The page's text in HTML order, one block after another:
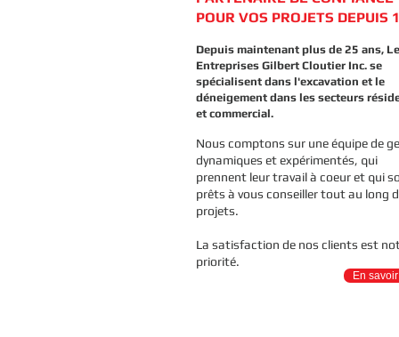
POUR VOS PROJETS DEPUIS
Depuis maintenant plus de 25 ans,
Entreprises Gilbert Cloutier Inc. se
spécialisent dans l'excavation et le
déneigement dans les secteurs
et commercial.
Nous comptons sur une équipe de
dynamiques et expérimentés, qui
prennent leur travail à coeur et qui
prêts à vous conseiller tout au long
projets.
La satisfaction de nos clients est
priorité.
En